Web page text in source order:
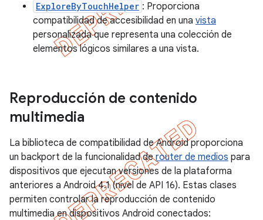
ExploreByTouchHelper : Proporciona
compatibilidad de accesibilidad en una vista
personalizada que representa una colección de
elementos lógicos similares a una vista.
Reproducción de contenido
multimedia
La biblioteca de compatibilidad de Android proporciona
un backport de la funcionalidad derouter de medios para
dispositivos que ejecutan versiones de la plataforma
anteriores a Android 4.1 (nivel de API 16). Estas clases
permiten controlar la reproducción de contenido
multimedia en dispositivos Android conectados: